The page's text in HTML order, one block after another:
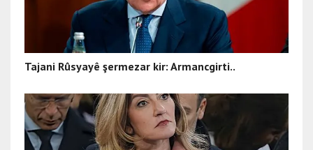
Tajani Rûsyayê şermezar kir: Armancgirti..